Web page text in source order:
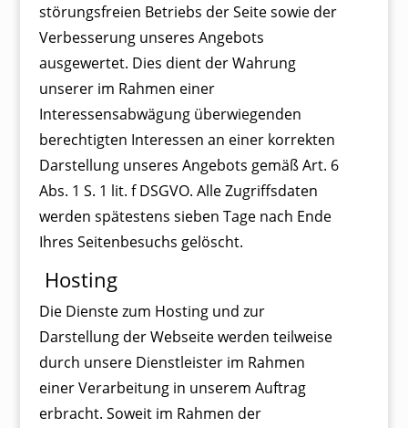
störungsfreien Betriebs der Seite sowie der
Verbesserung unseres Angebots
ausgewertet. Dies dient der Wahrung
unserer im Rahmen einer
Interessensabwägung überwiegenden
berechtigten Interessen an einer korrekten
Darstellung unseres Angebots gemäß Art. 6
Abs. 1 S. 1 lit. f DSGVO. Alle Zugriffsdaten
werden spätestens sieben Tage nach Ende
Ihres Seitenbesuchs gelöscht.
Hosting
Die Dienste zum Hosting und zur
Darstellung der Webseite werden teilweise
durch unsere Dienstleister im Rahmen
einer Verarbeitung in unserem Auftrag
erbracht. Soweit im Rahmen der